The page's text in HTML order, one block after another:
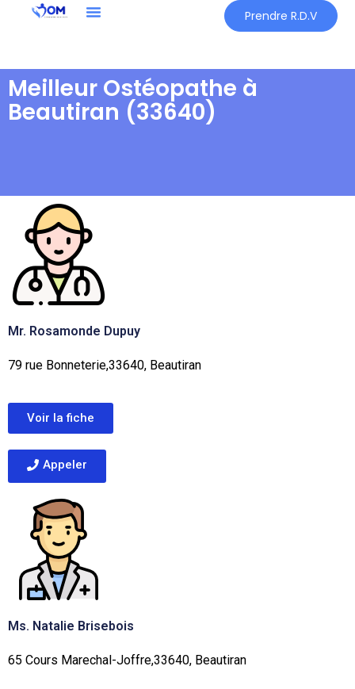
Prendre R.D.V
Meilleur Ostéopathe à
Beautiran (33640)
Mr. Rosamonde Dupuy
79 rue Bonneterie,33640, Beautiran
Voir la fiche
Appeler
Ms. Natalie Brisebois
65 Cours Marechal-Joffre,33640, Beautiran